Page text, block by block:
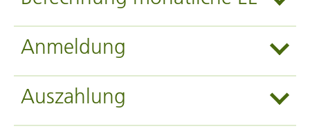
Anmeldung
Auszahlung